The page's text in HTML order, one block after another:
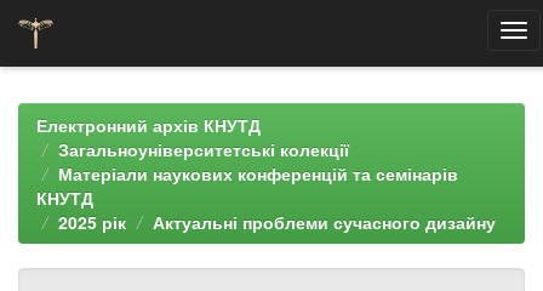
navigationЕлектронний архів КНУТД
Загальноуніверситетські колекції
Матеріали наукових конференцій та семінарів
КНУТД
2025 рік
Актуальні проблеми сучасного дизайну